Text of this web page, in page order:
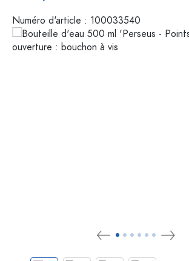
Numéro d'article : 100033540